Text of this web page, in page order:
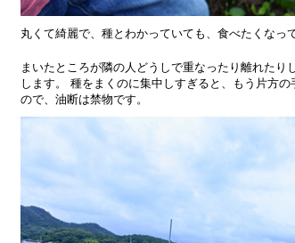
丸くて綺麗で、種とわかっていても、食べたくなっ
まいたところが隣の人どうしで重なったり離れた
します。 種をまくのに集中しすぎると、もう片方
ので、油断は禁物です。